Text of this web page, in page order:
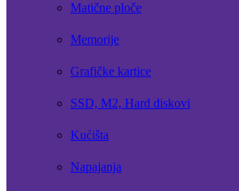
Matične ploče
Memorije
Grafičke kartice
SSD, M2, Hard diskovi
Kućišta
Napajanja